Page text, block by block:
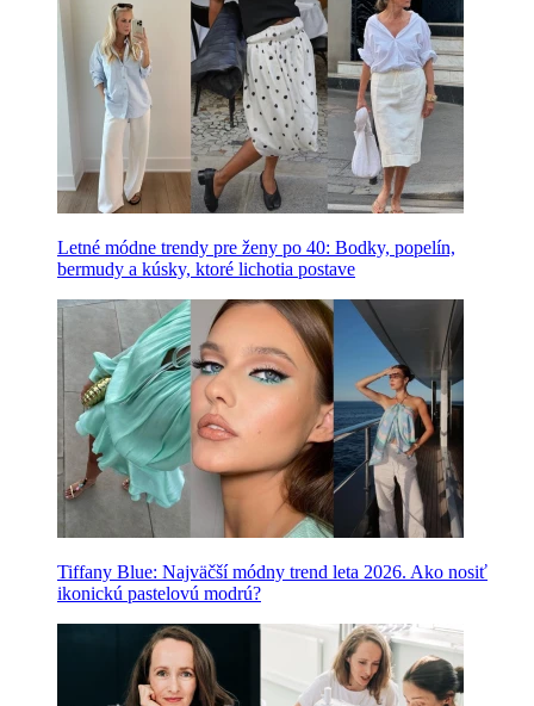
Letné módne trendy pre ženy po 40: Bodky, popelín,
bermudy a kúsky, ktoré lichotia postave
Tiffany Blue: Najväčší módny trend leta 2026. Ako nosiť
ikonickú pastelovú modrú?